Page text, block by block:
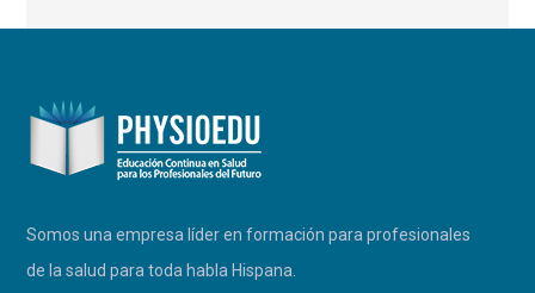
Somos una empresa líder en formación para profesionales
de la salud para toda habla Hispana.